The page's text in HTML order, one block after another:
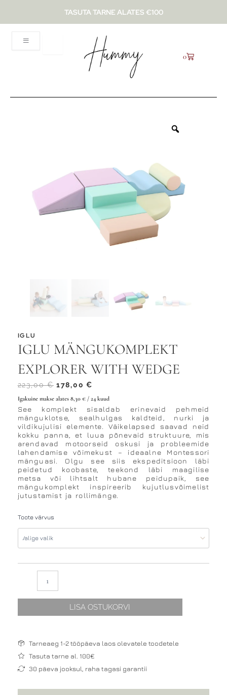
TASUTA TARNE ALATES €100
0
Käru
IGLU
IGLU MÄNGUKOMPLEKT
EXPLORER WITH WEDGE
223,00€ ALGNE
HIND
OLI:
223,00 €.
178,00€
HIND
ON:
178,00 €.
Igakuine makse alates 8,30 €/ 24 kuud
See komplekt sisaldab erinevaid pehmeid
mänguklotse, sealhulgas kaldteid, nurki ja
vildikujulisi elemente. Väikelapsed saavad neid
kokku panna, et luua põnevaid struktuure, mis
arendavad motoorseid oskusi ja probleemide
lahendamise võimekust – ideaalne Montessori
mänguasi. Olgu see siis ekspeditsioon läbi
peidetud koobaste, teekond läbi maagilise
metsa või lihtsalt hubane peidupaik, see
mängukomplekt inspireerib kujutlusvõimelist
jutustamist ja rollimänge.
Toote värvus
IGLU
Explorer
kogus
LISA OSTUKORVI
Tarneaeg 1-2 tööpäeva laos olevatele toodetele
Tasuta tarne al. 100€
30 päeva jooksul, raha tagasi garantii